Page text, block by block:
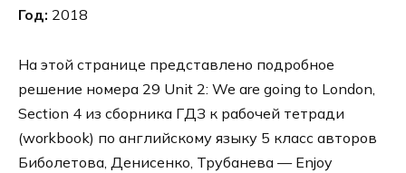
Год: 2018
На этой странице представлено подробное
решение номера 29 Unit 2: We are going to London,
Section 4 из сборника ГДЗ к рабочей тетради
(workbook) по английскому языку 5 класс авторов
Биболетова, Денисенко, Трубанева — Enjoy